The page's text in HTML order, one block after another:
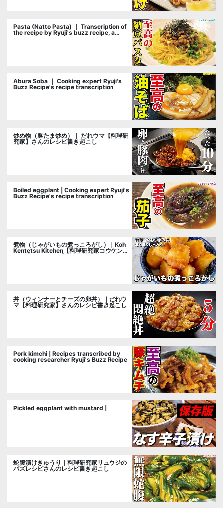
Pasta (Natto Pasta) ｜ Transcription of
the recipe by Ryuji's buzz recipe, a
Abura Soba ｜ Cooking expert Ryuji's
Buzz Recipe's recipe transcription
炒め物（豚たま炒め）｜ だれウマ【料理研
究家】さんのレシピ書き起こし
Boiled eggplant | Cooking expert Ryuji's
Buzz Recipe's recipe transcription
煮物（じゃがいもの煮っころがし）｜Koh
Kentetsu Kitchen【料理研究家コウケンテ
丼（ウィンナーとチーズの卵丼）｜だれウ
マ【料理研究家】さんのレシピ書き起こし
Pork kimchi | Recipes transcribed by
cooking researcher Ryuji's Buzz Recipe
Pickled eggplant with mustard |
蛇腹漬けきゅうり｜料理研究家リュウジの
バズレシピさんのレシピ書き起こし